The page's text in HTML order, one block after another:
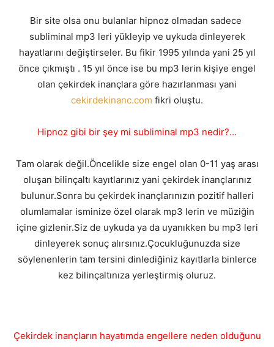
Bir site olsa onu bulanlar hipnoz olmadan sadece
subliminal mp3 leri yükleyip ve uykuda dinleyerek
hayatlarını değiştirseler. Bu fikir 1995 yılında yani 25 yıl
önce çıkmıştı . 15 yıl önce ise bu mp3 lerin kişiye engel
olan çekirdek inançlara göre hazırlanması yani
cekirdekinanc.com fikri oluştu.
Hipnoz gibi bir şey mi subliminal mp3 nedir?…
Tam olarak değil.Öncelikle size engel olan 0-11 yaş arası
oluşan bilinçaltı kayıtlarınız yani çekirdek inançlarınız
bulunur.Sonra bu çekirdek inançlarınızın pozitif halleri
olumlamalar isminize özel olarak mp3 lerin ve müziğin
içine gizlenir.Siz de uykuda ya da uyanıkken bu mp3 leri
dinleyerek sonuç alırsınız.Çocukluğunuzda size
söylenenlerin tam tersini dinlediğiniz kayıtlarla binlerce
kez bilinçaltınıza yerleştirmiş oluruz.
Çekirdek inançların hayatımda engellere neden olduğunu